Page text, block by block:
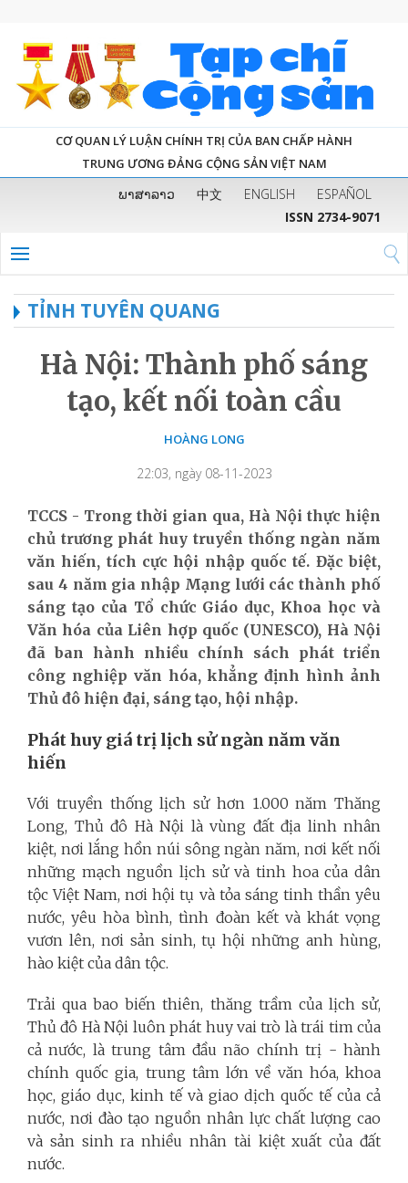
CƠ QUAN LÝ LUẬN CHÍNH TRỊ CỦA BAN CHẤP HÀNH
TRUNG ƯƠNG ĐẢNG CỘNG SẢN VIỆT NAM
ພາສາລາວ 中文 ENGLISH
ESPAÑOL
ISSN 2734-9071
TỈNH TUYÊN QUANG
Hà Nội: Thành phố sáng
tạo, kết nối toàn cầu
HOÀNG LONG
22:03, ngày 08-11-2023
TCCS - Trong thời gian qua, Hà Nội thực hiện
chủ trương phát huy truyền thống ngàn năm
văn hiến, tích cực hội nhập quốc tế. Đặc biệt,
sau 4 năm gia nhập Mạng lưới các thành phố
sáng tạo của Tổ chức Giáo dục, Khoa học và
Văn hóa của Liên hợp quốc (UNESCO), Hà Nội
đã ban hành nhiều chính sách phát triển
công nghiệp văn hóa, khẳng định hình ảnh
Thủ đô hiện đại, sáng tạo, hội nhập.
Phát huy giá trị lịch sử ngàn năm văn
hiến
Với truyền thống lịch sử hơn 1.000 năm Thăng
Long, Thủ đô Hà Nội là vùng đất địa linh nhân
kiệt, nơi lắng hồn núi sông ngàn năm, nơi kết nối
những mạch nguồn lịch sử và tinh hoa của dân
tộc Việt Nam, nơi hội tụ và tỏa sáng tinh thần yêu
nước, yêu hòa bình, tình đoàn kết và khát vọng
vươn lên, nơi sản sinh, tụ hội những anh hùng,
hào kiệt của dân tộc.
Trải qua bao biến thiên, thăng trầm của lịch sử,
Thủ đô Hà Nội luôn phát huy vai trò là trái tim của
cả nước, là trung tâm đầu não chính trị - hành
chính quốc gia, trung tâm lớn về văn hóa, khoa
học, giáo dục, kinh tế và giao dịch quốc tế của cả
nước, nơi đào tạo nguồn nhân lực chất lượng cao
và sản sinh ra nhiều nhân tài kiệt xuất của đất
nước.